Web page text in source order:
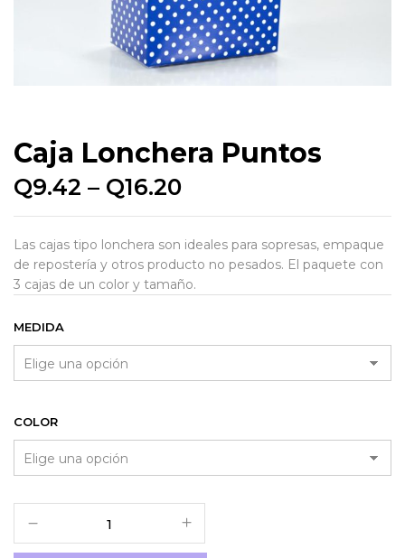
Caja Lonchera Puntos
Q9.42 – Q16.20
Las cajas tipo lonchera son ideales para sopresas, empaque
de repostería y otros producto no pesados. El paquete con
3 cajas de un color y tamaño.
MEDIDA
COLOR